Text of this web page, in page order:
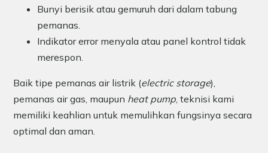
Bunyi berisik atau gemuruh dari dalam tabung
pemanas.
Indikator error menyala atau panel kontrol tidak
merespon.
Baik tipe pemanas air listrik (electric storage),
pemanas air gas, maupun heat pump, teknisi kami
memiliki keahlian untuk memulihkan fungsinya secara
optimal dan aman.